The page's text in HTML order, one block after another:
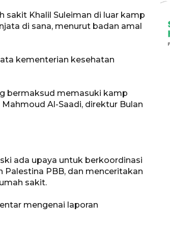
sakit Khalil Suleiman di luar kamp
di sana, menurut badan amal
kementerian kesehatan
bermaksud memasuki kamp
Al-Saadi, direktur Bulan
ada upaya untuk berkoordinasi
Palestina PBB, dan menceritakan
sakit.
mengenai laporan